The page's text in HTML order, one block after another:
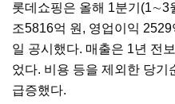
롯데쇼핑은 올해 1분기(1∼3
조5816억 원, 영업이익
일 공시했다. 매출은 1년 전
었다. 비용 등을 제외한 당
급증했다.